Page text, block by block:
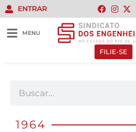
ENTRAR
MENU
FILIE-SE
1964